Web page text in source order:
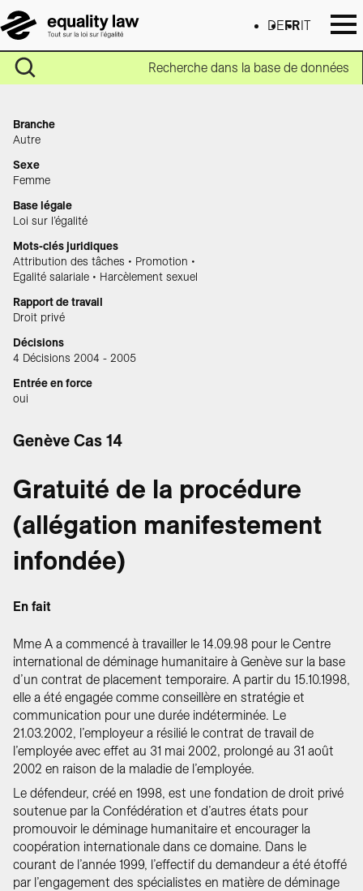
DE FR IT
Recherche dans la base de données
Branche
Autre
Sexe
Femme
Base légale
Loi sur l’égalité
Mots-clés juridiques
Attribution des tâches • Promotion •
Egalité salariale • Harcèlement sexuel
Rapport de travail
Droit privé
Décisions
4 Décisions 2004 - 2005
Entrée en force
oui
Genève Cas 14
Gratuité de la procédure
(allégation manifestement
infondée)
En fait
Mme A a commencé à travailler le 14.09.98 pour le Centre
international de déminage humanitaire à Genève sur la base
d’un contrat de placement temporaire. A partir du 15.10.1998,
elle a été engagée comme conseillère en stratégie et
communication pour une durée indéterminée. Le
21.03.2002, l’employeur a résilié le contrat de travail de
l’employée avec effet au 31 mai 2002, prolongé au 31 août
2002 en raison de la maladie de l’employée.
Le défendeur, créé en 1998, est une fondation de droit privé
soutenue par la Confédération et d’autres états pour
promouvoir le déminage humanitaire et encourager la
coopération internationale dans ce domaine. Dans le
courant de l’année 1999, l’effectif du demandeur a été étoffé
par l’engagement des spécialistes en matière de déminage